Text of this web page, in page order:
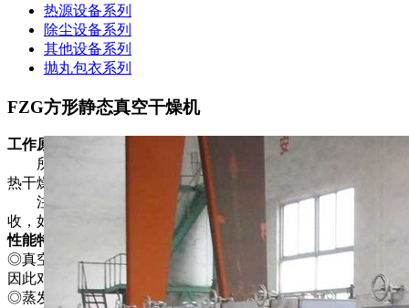
热源设备系列
除尘设备系列
其他设备系列
抛丸包衣系列
FZG方形静态真空干燥机
工作原理
所谓真空干燥，就是将干燥物料处于真空条件下，进行加
热干燥。如果利用真空泵进行抽气抽湿，则加快了干燥速度。
注：如采用冷凝器．物料中的溶剂可通过冷凝器加以回
收，如溶剂为水，可不用冷凝器，节省能源投资。
性能特点
◎真空下物料溶液的沸点降低．使蒸发器的传热推动力增大．
因此对一定的传热量可以节省蒸发器的传热面积。
◎蒸发操作的热源可采用低压蒸汽或废热蒸汽。